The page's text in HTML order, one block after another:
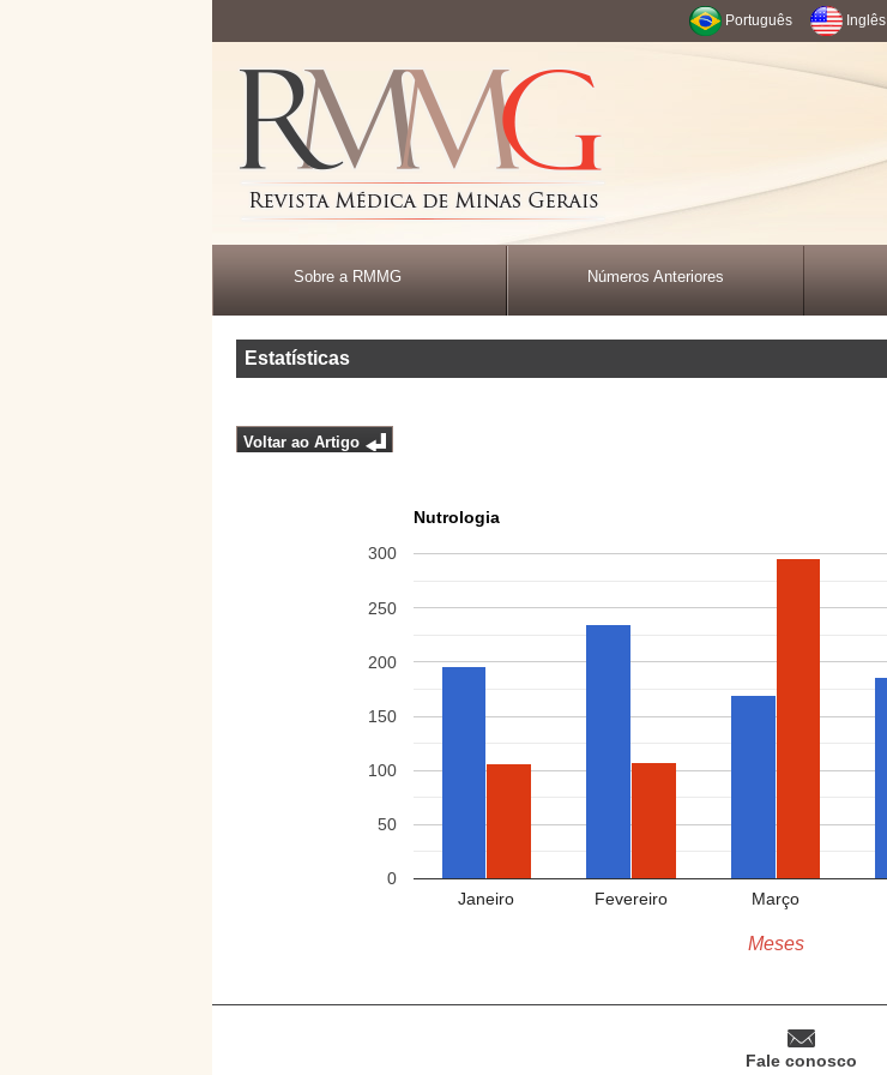
Português Inglês
Sobre a RMMG Números Anteriores
Estatísticas
Voltar ao Artigo
Nutrologia
Janeiro Fevereiro Março
0
50
100
150
200
250
300
Meses
Fale conosco